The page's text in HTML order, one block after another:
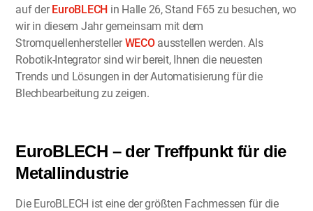
auf derEuroBLECH in Halle 26, Stand F65 zu besuchen, wo
wir in diesem Jahr gemeinsam mit dem
StromquellenherstellerWECOausstellen werden. Als
Robotik-Integrator sind wir bereit, Ihnen die neuesten
Trends und Lösungen in der Automatisierung für die
Blechbearbeitung zu zeigen.
EuroBLECH – der Treffpunkt für die
Metallindustrie
Die EuroBLECH ist eine der größten Fachmessen für die